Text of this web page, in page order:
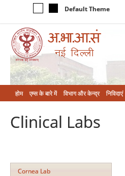
Default Theme
होम एम्‍स के बारे में विभाग और केन्‍द्र निविदाएं
Clinical Labs
Cornea Lab